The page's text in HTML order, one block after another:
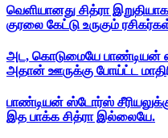
வெளியானது சித்ரா
குரலை கேட்டு உருகும்
அட, கொடுமையே பாண்டியன்
அதான் ஊருக்கு போய்ட்ட
பாண்டியன் ஸ்டோர்ஸ்
இத பாக்க சித்ரா இல்லையே.